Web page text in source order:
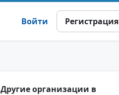
Войти Регистрация
Другие организации в